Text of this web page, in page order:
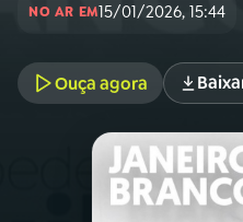
01INÍCIO
A RÁDIO
PROGRAMAÇÃO
NO AR EM15/01/2026, 15:44
Ouça agora